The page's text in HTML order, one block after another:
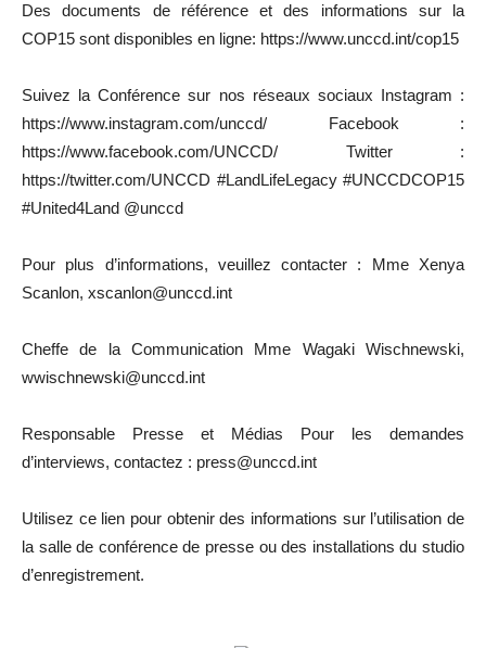
Des documents de référence et des informations sur la
COP15 sont disponibles en ligne: https://www.unccd.int/cop15
Suivez la Conférence sur nos réseaux sociaux Instagram :
https://www.instagram.com/unccd/ Facebook :
https://www.facebook.com/UNCCD/ Twitter :
https://twitter.com/UNCCD #LandLifeLegacy #UNCCDCOP15
#United4Land @unccd
Pour plus d’informations, veuillez contacter : Mme Xenya
Scanlon, xscanlon@unccd.int
Cheffe de la Communication Mme Wagaki Wischnewski,
wwischnewski@unccd.int
Responsable Presse et Médias Pour les demandes
d’interviews, contactez : press@unccd.int
Utilisez ce lien pour obtenir des informations sur l’utilisation de
la salle de conférence de presse ou des installations du studio
d’enregistrement.